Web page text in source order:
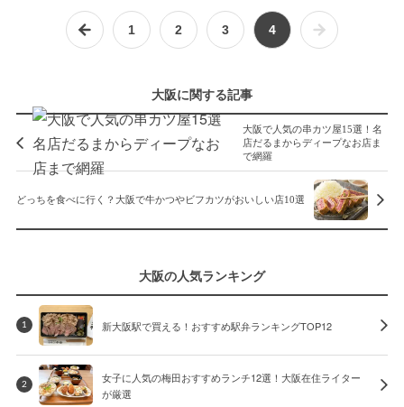
1 2 3 4
大阪に関する記事
大阪で人気の串カツ屋15選！名
店だるまからディープなお店ま
で網羅
どっちを食べに行く？大阪で牛かつやビフカツがおいしい店10選
大阪の人気ランキング
1 新大阪駅で買える！おすすめ駅弁ランキングTOP12
2
女子に人気の梅田おすすめランチ12選！大阪在住ライター
が厳選